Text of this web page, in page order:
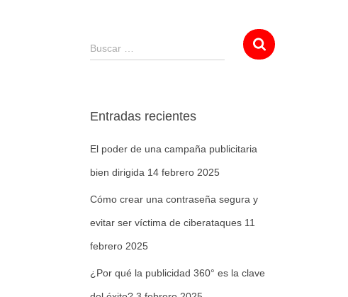
Buscar …
Entradas recientes
El poder de una campaña publicitaria
bien dirigida 14 febrero 2025
Cómo crear una contraseña segura y
evitar ser víctima de ciberataques 11
febrero 2025
¿Por qué la publicidad 360° es la clave